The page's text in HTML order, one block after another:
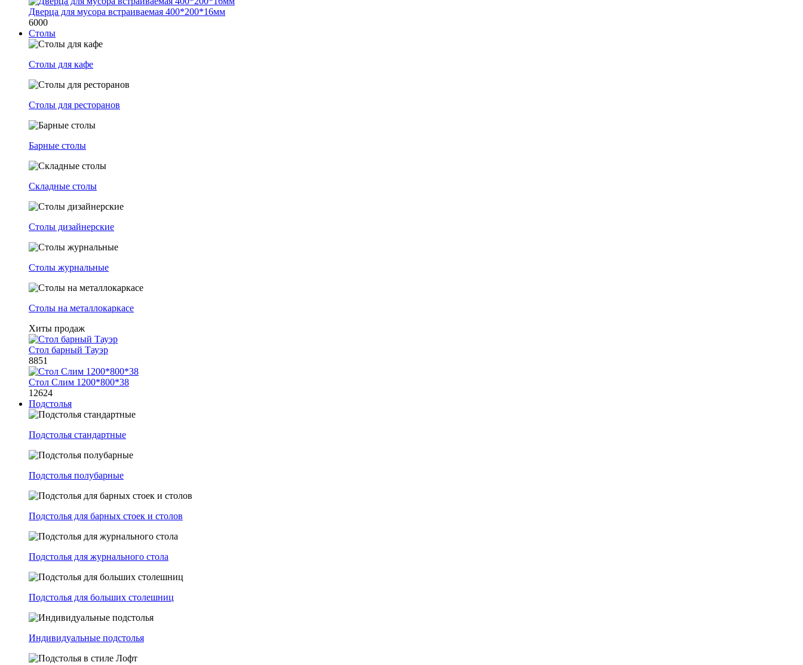
Дверца для мусора встраиваемая 400*200*16мм
6000
Столы
Столы для кафе
Столы для ресторанов
Барные столы
Складные столы
Столы дизайнерские
Столы журнальные
Столы на металлокаркасе
Хиты продаж
Стол барный Тауэр
8851
Стол Слим 1200*800*38
12624
Подстолья
Подстолья стандартные
Подстолья полубарные
Подстолья для барных стоек и столов
Подстолья для журнального стола
Подстолья для больших столешниц
Индивидуальные подстолья